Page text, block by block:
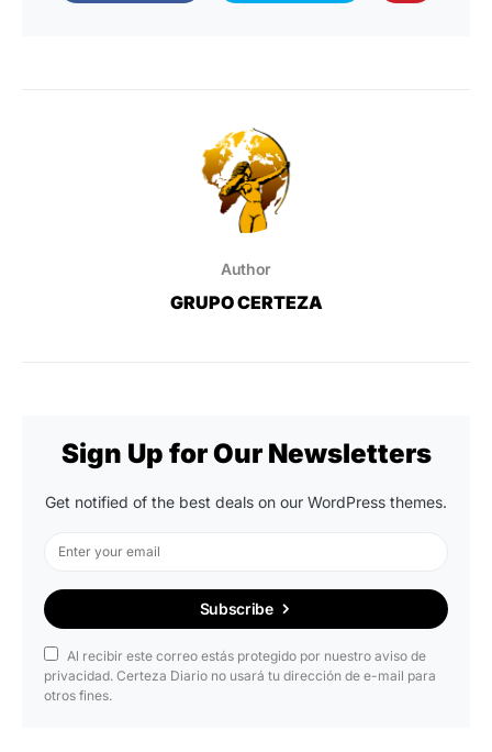
Author
GRUPO CERTEZA
Sign Up for Our Newsletters
Get notified of the best deals on our WordPress themes.
Subscribe
Al recibir este correo estás protegido por nuestro aviso de
privacidad. Certeza Diario no usará tu dirección de e-mail para
otros fines.